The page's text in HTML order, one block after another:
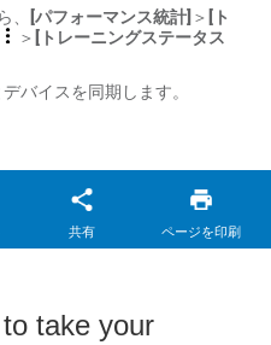
、
[パフォーマンス統計] ＞ [ト
＞ [トレーニングステータス
バイスを同期します。
共有 ページを印刷